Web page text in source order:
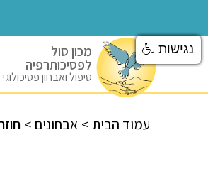
מכון סול
לפסיכותרפיה
טיפול ואבחון פסיכולוגי
> אבחונים > עמוד הבית
נגישות